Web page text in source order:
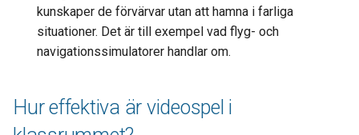
kunskaper de förvärvar utan att hamna i farliga
situationer. Det är till exempel vad flyg- och
navigationssimulatorer handlar om.
Hur effektiva är videospel i